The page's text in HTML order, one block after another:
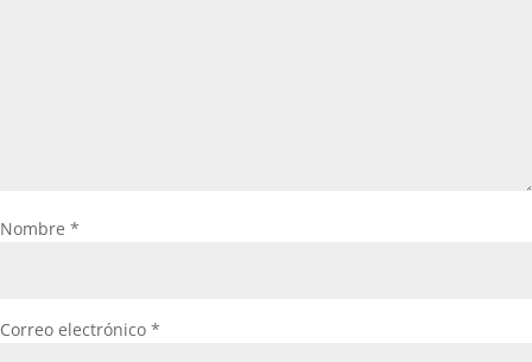
Nombre *
Correo electrónico *